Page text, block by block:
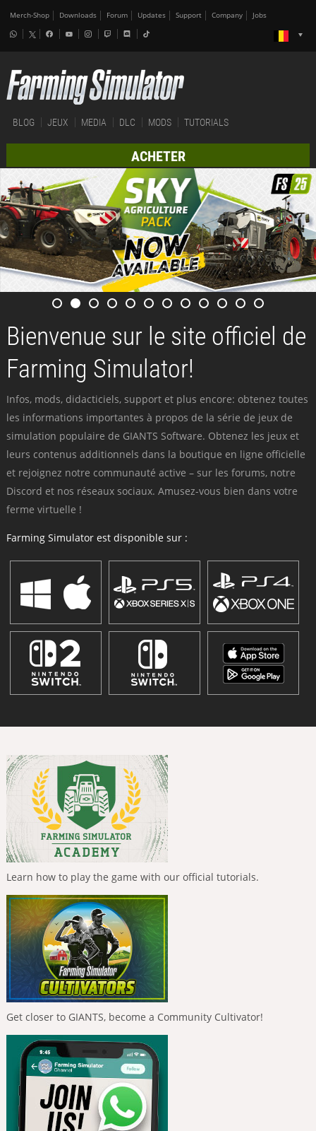
Merch-Shop Downloads Forum Updates Support Company Jobs
BLOG JEUX MEDIA DLC MODS TUTORIALS
ACHETER
Bienvenue sur le site officiel de
Farming Simulator!
Infos, mods, didacticiels, support et plus encore: obtenez toutes
les informations importantes à propos de la série de jeux de
simulation populaire de GIANTS Software. Obtenez les jeux et
leurs contenus additionnels dans la boutique en ligne officielle
et rejoignez notre communauté active – sur les forums, notre
Discord et nos réseaux sociaux. Amusez-vous bien dans votre
ferme virtuelle !
Farming Simulator est disponible sur :
Learn how to play the game with our official tutorials.
Get closer to GIANTS, become a Community Cultivator!